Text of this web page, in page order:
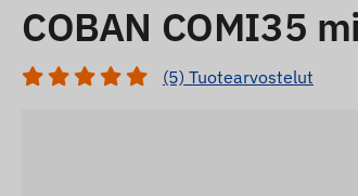
COBAN COMI35
(5) Tuotearvostelut